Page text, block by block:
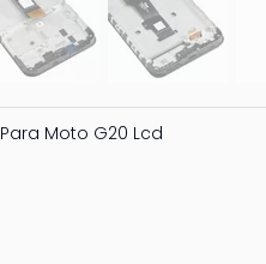
Para Moto G20 Lcd